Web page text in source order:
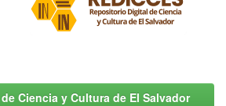
Ciencia y Cultura de El Salvador